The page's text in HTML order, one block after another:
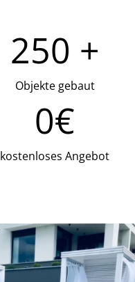
250 +
Objekte gebaut
0€
kostenloses Angebot